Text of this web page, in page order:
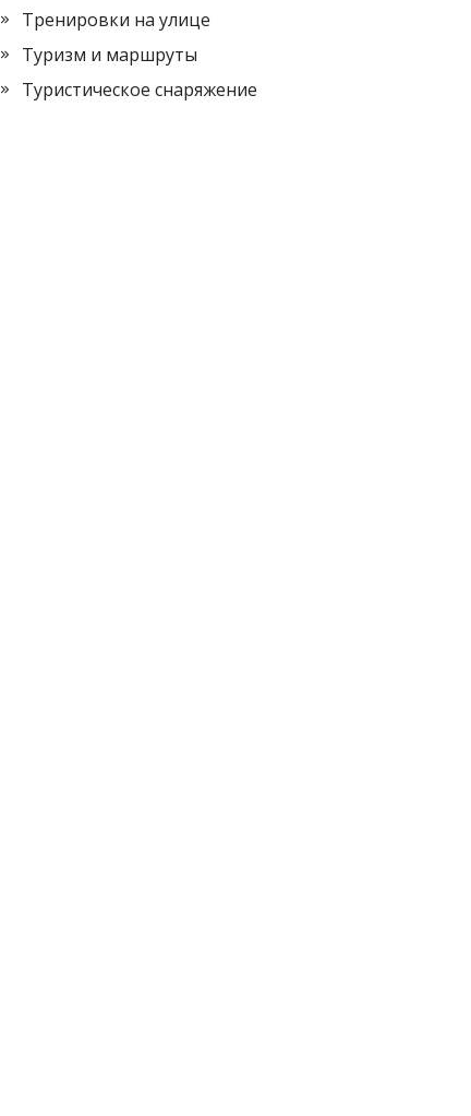
Тренировки на улице
Туризм и маршруты
Туристическое снаряжение